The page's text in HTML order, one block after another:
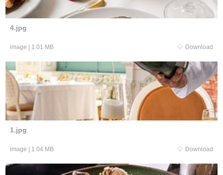
4.jpg
image 1.01 MB Download
1.jpg
image 1.04 MB Download